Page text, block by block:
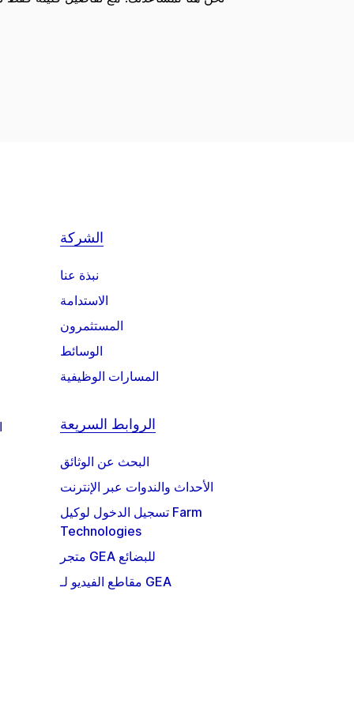
الشركة
نبذة عنا
الاستدامة
المستثمرون
الوسائط
المسارات الوظيفية
الروابط السريعة
البحث عن الوثائق
الأحداث والندوات عبر الإنترنت
تسجيل الدخول لوكيل Farm
Technologies
متجر GEA للبضائع
مقاطع الفيديو لـ GEA